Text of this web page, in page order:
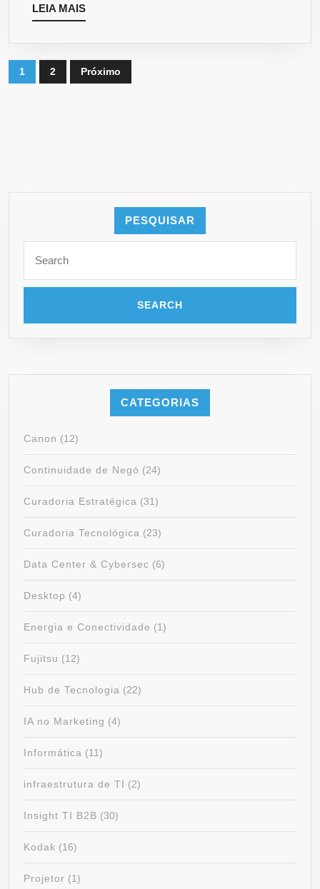
LEIA MAISLEIA
MAIS
Paginação
de
1 2 Próximo
PESQUISAR
for:
CATEGORIAS
Canon (12)
Continuidade de Negó (24)
Curadoria Estratégica (31)
Curadoria Tecnológica (23)
Data Center & Cybersec (6)
Desktop (4)
Energia e Conectividade (1)
Fujitsu (12)
Hub de Tecnologia (22)
IA no Marketing (4)
Informática (11)
infraestrutura de TI (2)
Insight TI B2B (30)
Kodak (16)
Projetor (1)